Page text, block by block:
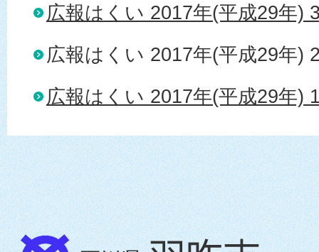
広報はくい 2017年(平成29年)
広報はくい 2017年(平成29年)
広報はくい 2017年(平成29年)